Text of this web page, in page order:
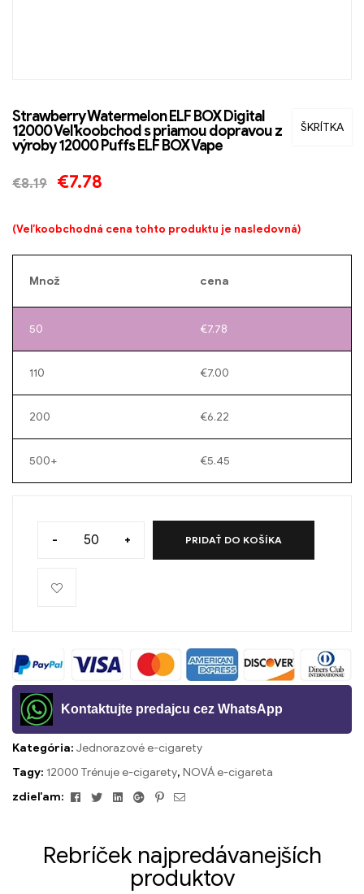
ŠKRÍTKA
Strawberry Watermelon ELF BOX Digital
12000 Veľkoobchod s priamou dopravou z
výroby 12000 Puffs ELF BOX Vape
€8.19 €7.78
(Veľkoobchodná cena tohto produktu je nasledovná)
Množ cena
50 €7.78
110 €7.00
200 €6.22
500+ €5.45
- + PRIDAŤ DO KOŠÍKA
Kontaktujte predajcu cez WhatsApp
Kategória: Jednorazové e-cigarety
Tagy: 12000 Trénuje e-cigarety, NOVÁ e-cigareta
zdieľam:
FacebookTwitterLinkedinGoogle+Pinterest
Email
Rebríček najpredávanejších
produktov